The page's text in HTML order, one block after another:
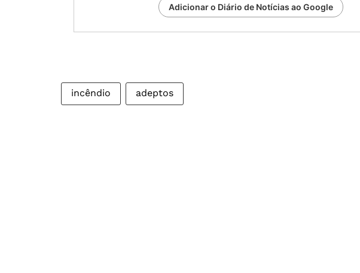
Adicionar o Diário de Notícias ao Google
incêndio adeptos